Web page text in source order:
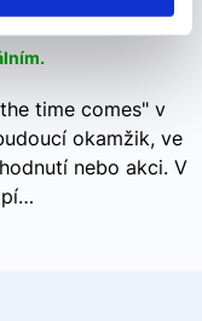
time comes" v
okamžik, ve
nebo akci. V